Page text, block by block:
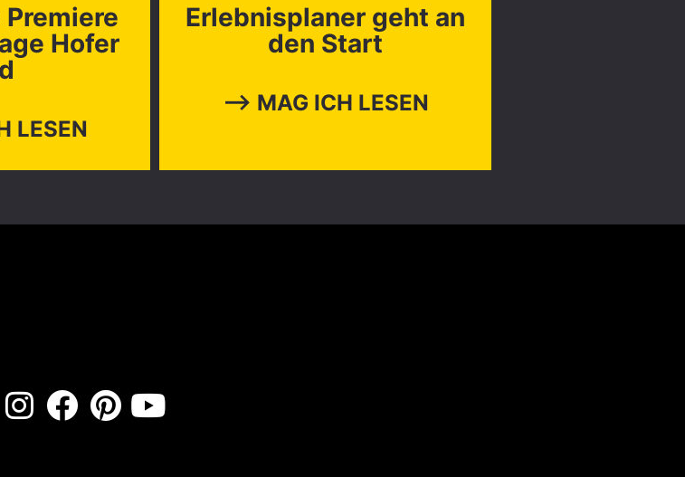
Hofer
LESEN
Erlebnisplaner geht an
den Start
⟶ MAG ICH LESEN